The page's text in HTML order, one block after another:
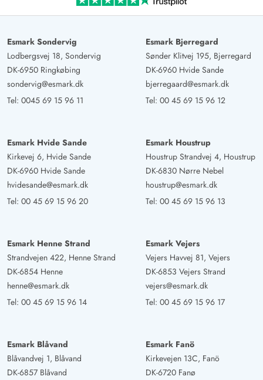
Esmark Sondervig
Lodbergsvej 18, Sondervig
DK-6950 Ringkøbing
sondervig@esmark.dk
Tel: 0045 69 15 96 11
Esmark Bjerregard
Sønder Klitvej 195, Bjerregard
DK-6960 Hvide Sande
bjerregaard@esmark.dk
Tel: 00 45 69 15 96 12
Esmark Hvide Sande
Kirkevej 6, Hvide Sande
DK-6960 Hvide Sande
hvidesande@esmark.dk
Tel: 00 45 69 15 96 20
Esmark Houstrup
Houstrup Strandvej 4, Houstrup
DK-6830 Nørre Nebel
houstrup@esmark.dk
Tel: 00 45 69 15 96 13
Esmark Henne Strand
Strandvejen 422, Henne Strand
DK-6854 Henne
henne@esmark.dk
Tel: 00 45 69 15 96 14
Esmark Vejers
Vejers Havvej 81, Vejers
DK-6853 Vejers Strand
vejers@esmark.dk
Tel: 00 45 69 15 96 17
Esmark Blåvand
Blåvandvej 1, Blåvand
DK-6857 Blåvand
Esmark Fanö
Kirkevejen 13C, Fanö
DK-6720 Fanø